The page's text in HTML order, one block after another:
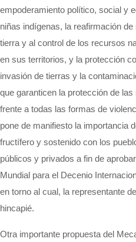
empoderamiento político, social y
niñas indígenas, la reafirmación de
tierra y al control de los recursos
en sus territorios, y la protección
invasión de tierras y la
que garanticen la protección de las
frente a todas las formas de
pone de manifiesto la importancia
fructífero y sostenido con los
públicos y privados a fin de
Mundial para el Decenio
en torno al cual, la representante
hincapié.
Otra importante propuesta del